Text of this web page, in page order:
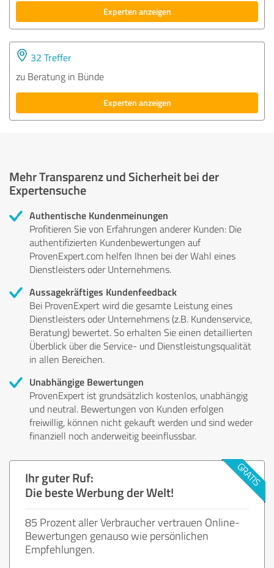
Experten anzeigen
32 Treffer
zu Beratung in Bünde
Experten anzeigen
Mehr Transparenz und Sicherheit bei der
Expertensuche
Authentische Kundenmeinungen
Profitieren Sie von Erfahrungen anderer Kunden: Die
authentifizierten Kundenbewertungen auf
ProvenExpert.com helfen Ihnen bei der Wahl eines
Dienstleisters oder Unternehmens.
Aussagekräftiges Kundenfeedback
Bei ProvenExpert wird die gesamte Leistung eines
Dienstleisters oder Unternehmens (z.B. Kundenservice,
Beratung) bewertet. So erhalten Sie einen detaillierten
Überblick über die Service- und Dienstleistungsqualität
in allen Bereichen.
Unabhängige Bewertungen
ProvenExpert ist grundsätzlich kostenlos, unabhängig
und neutral. Bewertungen von Kunden erfolgen
freiwillig, können nicht gekauft werden und sind weder
finanziell noch anderweitig beeinflussbar.
Ihr guter Ruf:
Die beste Werbung der Welt!
85 Prozent aller Verbraucher vertrauen Online-
Bewertungen genauso wie persönlichen
Empfehlungen.